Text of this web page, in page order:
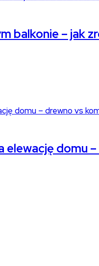
balkonie – jak
elewację domu